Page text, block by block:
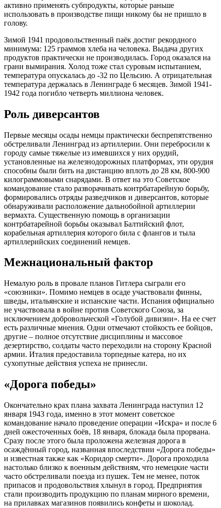
активно применять субпродукты, которые раньше
использовать в производстве пищи никому бы не пришло в
голову.
Зимой 1941 продовольственный паёк достиг рекордного
минимума: 125 граммов хлеба на человека. Выдача других
продуктов практически не производилась. Город оказался на
грани вымирания. Холод тоже стал суровым испытанием,
температура опускалась до -32 по Цельсию. А отрицательная
температура держалась в Ленинграде 6 месяцев. Зимой 1941-
1942 года погибло четверть миллиона человек.
Роль диверсантов
Первые месяцы осады немцы практически беспрепятственно
обстреливали Ленинград из артиллерии. Они перебросили к
городу самые тяжелые из имевшихся у них орудий,
установленные на железнодорожных платформах, эти орудия
способны были бить на дистанцию вплоть до 28 км, 800-900
килограммовыми снарядами. В ответ на это Советское
командование стало разворачивать контрбатарейную борьбу,
формировались отряды разведчиков и диверсантов, которые
обнаруживали расположение дальнобойной артиллерии
вермахта. Существенную помощь в организации
контрбатарейной борьбы оказывал Балтийский флот,
корабельная артиллерия которого била с флангов и тыла
артиллерийских соединений немцев.
Межнациональный фактор
Немалую роль в провале планов Гитлера сыграли его
«союзники». Помимо немцев в осаде участвовали финны,
шведы, итальянские и испанские части. Испания официально
не участвовала в войне против Советского Союза, за
исключением добровольческой «Голубой дивизии». На ее счет
есть различные мнения. Одни отмечают стойкость ее бойцов,
другие – полное отсутствие дисциплины и массовое
дезертирство, солдаты часто переходили на сторону Красной
армии. Италия предоставила торпедные катера, но их
сухопутные действия успеха не принесли.
«Дорога победы»
Окончательно крах плана захвата Ленинграда наступил 12
января 1943 года, именно в этот момент советское
командование начало проведение операции «Искра» и после 6
дней ожесточенных боёв, 18 января, блокада была прорвана.
Сразу после этого была проложена железная дорога в
осаждённый город, названная впоследствии «Дорога победы»
и известная также как «Коридор смерти». Дорога проходила
настолько близко к военным действиям, что немецкие части
часто обстреливали поезда из пушек. Тем не менее, поток
припасов и продовольствия хлынул в город. Предприятия
стали производить продукцию по планам мирного времени,
на прилавках магазинов появились конфеты и шоколад.